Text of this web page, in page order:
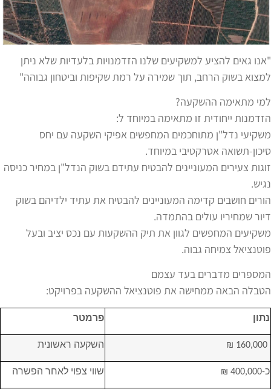
"אנו גאים להציע למשקיעים שלנו הזדמנויות בלעדיות שלא ניתן
למצוא בשוק הרחב, תוך שמירה על רמת שקיפות וביטחון גבוהה"
למי מתאימה ההשקעה?
הזדמנות ייחודית זו מתאימה במיוחד ל:
משקיעי נדל"ן מתוחכמים המחפשים אפיקי השקעה עם יחס
סיכון-תשואה אטרקטיבי במיוחד.
זוגות צעירים המעוניינים להבטיח עתידם בשוק הנדל"ן במחיר כניסה
נגיש.
הורים חושבים קדימה המעוניינים להבטיח את עתיד ילדיהם בשוק
דיור שמחיריו עולים בהתמדה.
משקיעים המחפשים לגוון את תיק ההשקעות עם נכס יציב ובעל
פוטנציאל צמיחה גבוה.
המספרים מדברים בעד עצמם
הטבלה הבאה ממחישה את פוטנציאל ההשקעה בפרויקט:
פרמטר נתון
השקעה ראשונית
שווי צפוי לאחר הפשרה כ-400,000 ₪